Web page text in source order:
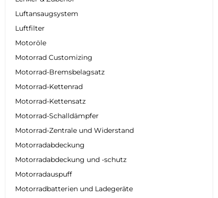
Luftansaugsystem
Luftfilter
Motoröle
Motorrad Customizing
Motorrad-Bremsbelagsatz
Motorrad-Kettenrad
Motorrad-Kettensatz
Motorrad-Schalldämpfer
Motorrad-Zentrale und Widerstand
Motorradabdeckung
Motorradabdeckung und -schutz
Motorradauspuff
Motorradbatterien und Ladegeräte